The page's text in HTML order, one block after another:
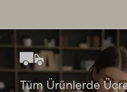
Tüm Ürünlerde